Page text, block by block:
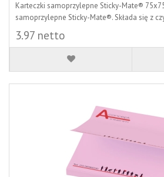
Karteczki samoprzylepne Sticky-Mate®
samoprzylepne Sticky-Mate®. Składa się z
3.97 netto